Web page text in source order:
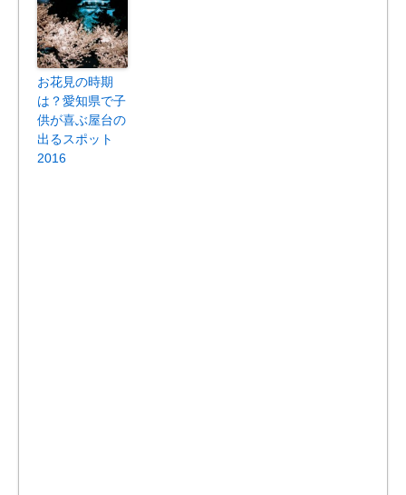
お花見の時期
は？愛知県で子
供が喜ぶ屋台の
出るスポット
2016